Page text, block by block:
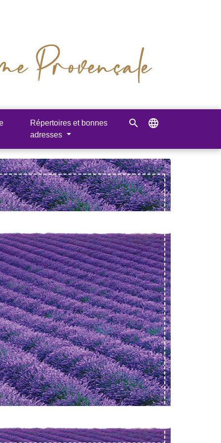
Répertoires et bonnes
adresses
search language